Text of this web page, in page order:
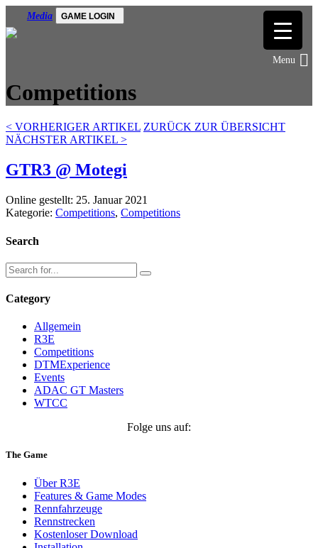
Media GAME LOGIN
Competitions
< VORHERIGER ARTIKEL ZURÜCK ZUR ÜBERSICHT
NÄCHSTER ARTIKEL >
GTR3 @ Motegi
Online gestellt: 25. Januar 2021
Kategorie: Competitions, Competitions
Search
Category
Allgemein
R3E
Competitions
DTMExperience
Events
ADAC GT Masters
WTCC
Folge uns auf:
The Game
Über R3E
Features & Game Modes
Rennfahrzeuge
Rennstrecken
Kostenloser Download